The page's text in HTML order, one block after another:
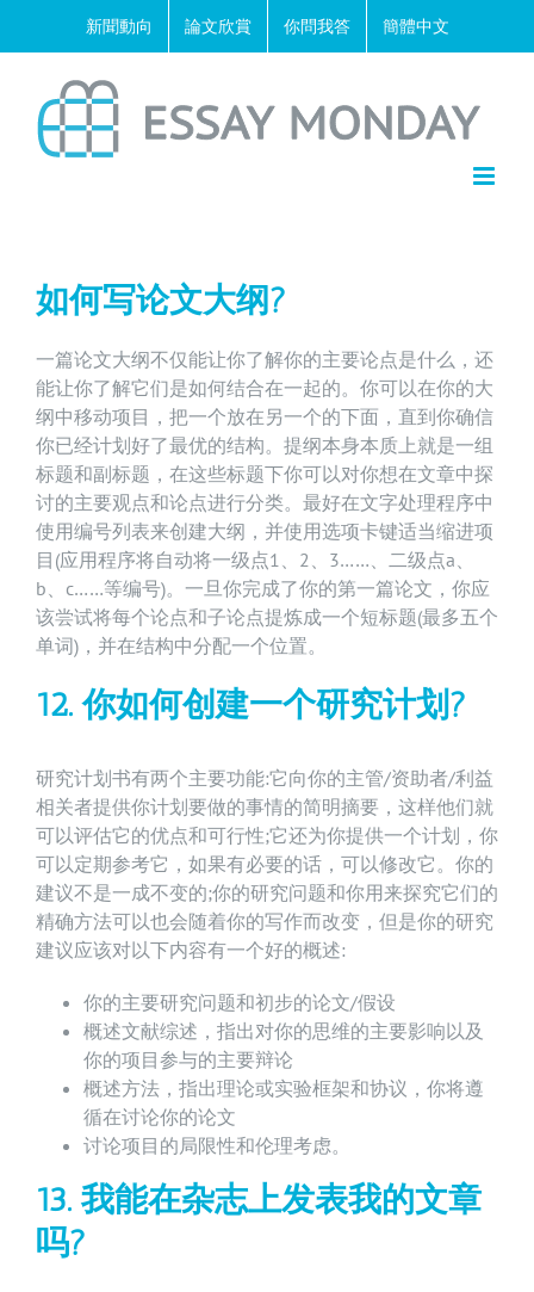
新聞動向 論文欣賞 你問我答 簡體中文
如何写论文大纲?
一篇论文大纲不仅能让你了解你的主要论点是什么，还
能让你了解它们是如何结合在一起的。你可以在你的大
纲中移动项目，把一个放在另一个的下面，直到你确信
你已经计划好了最优的结构。提纲本身本质上就是一组
标题和副标题，在这些标题下你可以对你想在文章中探
讨的主要观点和论点进行分类。最好在文字处理程序中
使用编号列表来创建大纲，并使用选项卡键适当缩进项
目(应用程序将自动将一级点1、2、3……、二级点a、
b、c……等编号)。一旦你完成了你的第一篇论文，你应
该尝试将每个论点和子论点提炼成一个短标题(最多五个
单词)，并在结构中分配一个位置。
12. 你如何创建一个研究计划?
研究计划书有两个主要功能:它向你的主管/资助者/利益
相关者提供你计划要做的事情的简明摘要，这样他们就
可以评估它的优点和可行性;它还为你提供一个计划，你
可以定期参考它，如果有必要的话，可以修改它。你的
建议不是一成不变的;你的研究问题和你用来探究它们的
精确方法可以也会随着你的写作而改变，但是你的研究
建议应该对以下内容有一个好的概述:
你的主要研究问题和初步的论文/假设
概述文献综述，指出对你的思维的主要影响以及
你的项目参与的主要辩论
概述方法，指出理论或实验框架和协议，你将遵
循在讨论你的论文
讨论项目的局限性和伦理考虑。
13. 我能在杂志上发表我的文章
吗?